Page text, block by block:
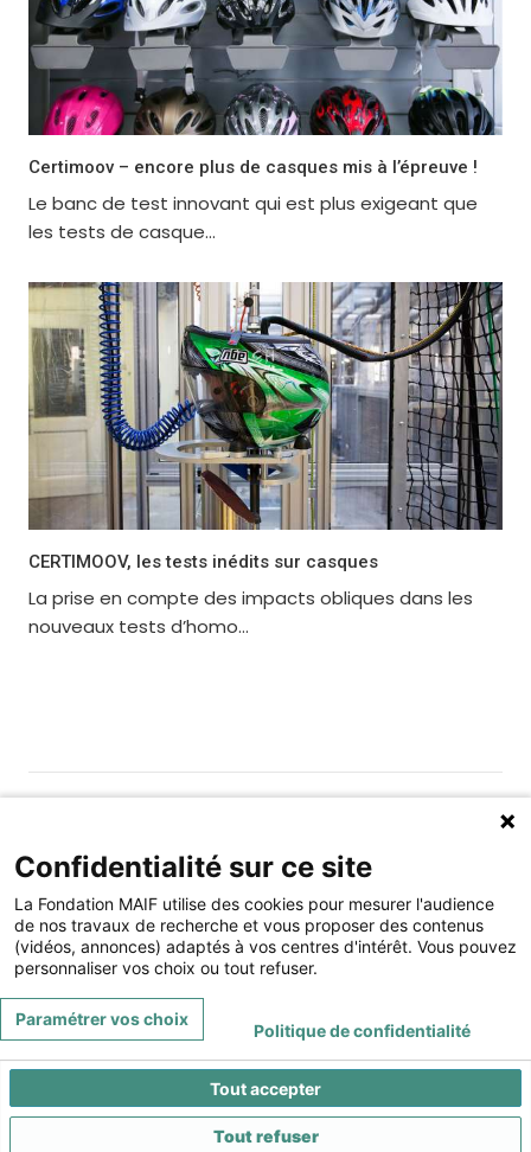
Certimoov – encore plus de casques mis à l’épreuve !
Le banc de test innovant qui est plus exigeant que
les tests de casque...
CERTIMOOV, les tests inédits sur casques
La prise en compte des impacts obliques dans les
nouveaux tests d’homo...
Fondation MAIF
275 rue du Stade, 79180 CHAURAY
Téléphone : 05.49.73.87.04
Contact Mentions légales
Confidentialité sur ce site
La Fondation MAIF utilise des cookies pour mesurer l'audience
de nos travaux de recherche et vous proposer des contenus
(vidéos, annonces) adaptés à vos centres d'intérêt. Vous pouvez
personnaliser vos choix ou tout refuser.
Tout accepter
Tout refuser
Paramétrer vos choix
Politique de confidentialité